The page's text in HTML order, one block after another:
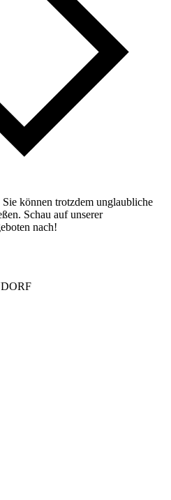
können trotzdem unglaubliche
Schau auf unserer
nach!